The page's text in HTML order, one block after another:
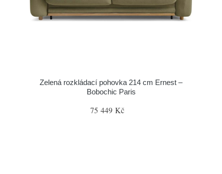
Zelená rozkládací pohovka 214 cm Ernest –
Bobochic Paris
75 449 Kč